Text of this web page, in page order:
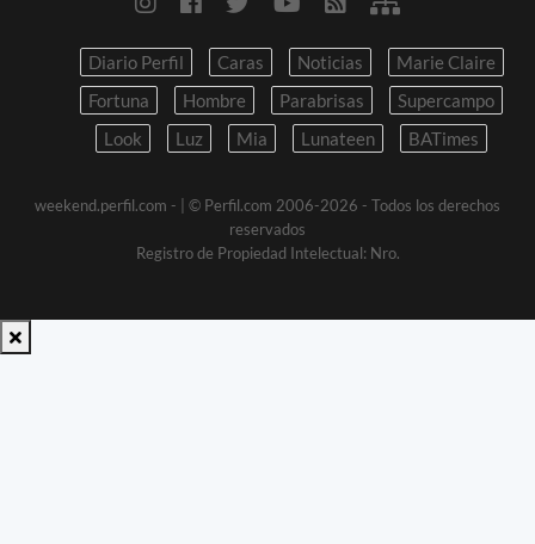
Diario Perfil Caras Noticias
Marie Claire
Fortuna
Hombre Parabrisas
Supercampo
Look
Luz Mia Lunateen BATimes
weekend.perfil.com - | © Perfil.com 2006-2026 - Todos los derechos
reservados
Registro de Propiedad Intelectual: Nro.